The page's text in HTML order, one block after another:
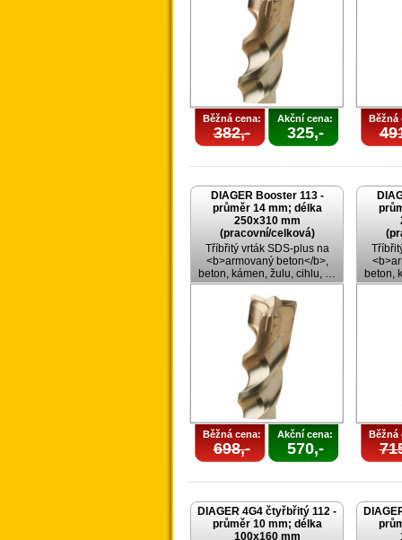
Běžná cena:
382,-
Akční cena:
325,-
Běžná
DIAGER Booster 113 -
průměr 14 mm; délka
250x310 mm
(pracovní/celková)
Tříbřitý vrták SDS-plus na
<b>armovaný beton</b>,
beton, kámen, žulu, cihlu, …
Běžná cena:
698,-
Akční cena:
570,-
beton,
Běžná
DIAGER 4G4 čtyřbřitý 112 -
průměr 10 mm; délka
100x160 mm